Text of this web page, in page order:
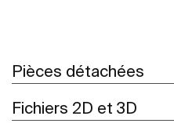
Pièces détachées
Fichiers 2D et 3D